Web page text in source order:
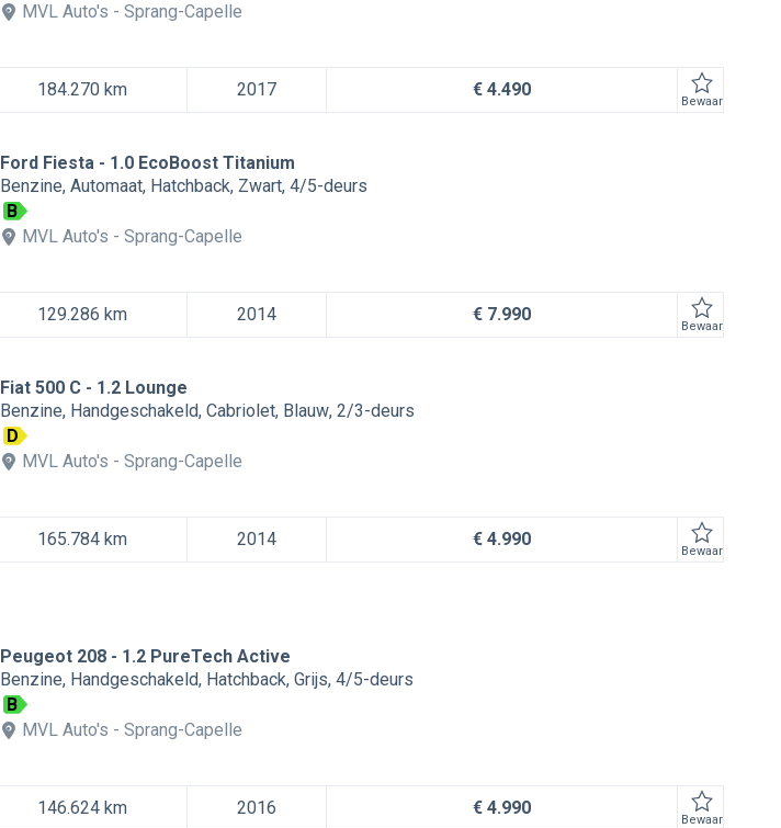
MVL Auto's
Sprang-Capelle
184.270 km 2017 € 4.490
Bewaar
Ford Fiesta
1.0 EcoBoost Titanium
Benzine Automaat Hatchback Zwart 4/5-deurs
B
MVL Auto's
Sprang-Capelle
129.286 km 2014 € 7.990
Bewaar
Fiat 500 C
1.2 Lounge
Benzine Handgeschakeld Cabriolet Blauw 2/3-deurs
D
MVL Auto's
Sprang-Capelle
165.784 km 2014 € 4.990
Bewaar
Peugeot 208
1.2 PureTech Active
Benzine Handgeschakeld Hatchback Grijs 4/5-deurs
B
MVL Auto's
Sprang-Capelle
146.624 km 2016 € 4.990
Bewaar